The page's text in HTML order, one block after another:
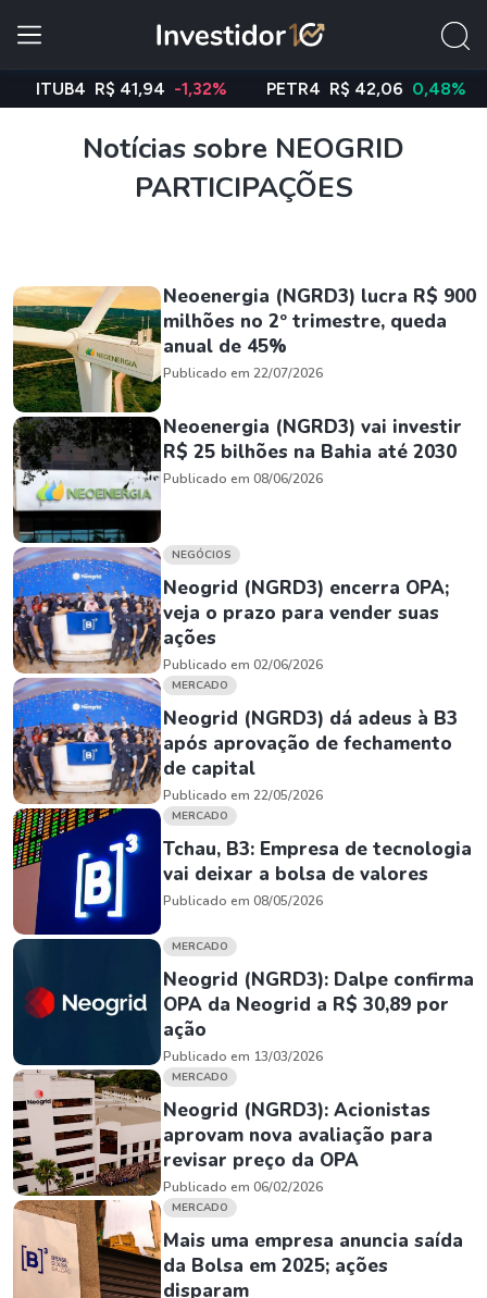
R$ 41,94 -1,32% PETR4 R$ 42,06 0,48%
Notícias sobre NEOGRID
PARTICIPAÇÕES
Neoenergia (NGRD3) lucra R$ 900
milhões no 2º trimestre, queda
anual de 45%
Publicado em 22/07/2026
Neoenergia (NGRD3) vai investir
R$ 25 bilhões na Bahia até 2030
Publicado em 08/06/2026
NEGÓCIOS
Neogrid (NGRD3) encerra OPA;
veja o prazo para vender suas
ações
Publicado em 02/06/2026
MERCADO
Neogrid (NGRD3) dá adeus à B3
após aprovação de fechamento
de capital
Publicado em 22/05/2026
MERCADO
Tchau, B3: Empresa de tecnologia
vai deixar a bolsa de valores
Publicado em 08/05/2026
MERCADO
Neogrid (NGRD3): Dalpe confirma
OPA da Neogrid a R$ 30,89 por
ação
Publicado em 13/03/2026
MERCADO
Neogrid (NGRD3): Acionistas
aprovam nova avaliação para
revisar preço da OPA
Publicado em 06/02/2026
MERCADO
Mais uma empresa anuncia saída
da Bolsa em 2025; ações
disparam